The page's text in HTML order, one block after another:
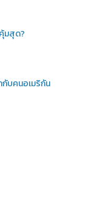
มสุด?
กับคนอเมริกัน